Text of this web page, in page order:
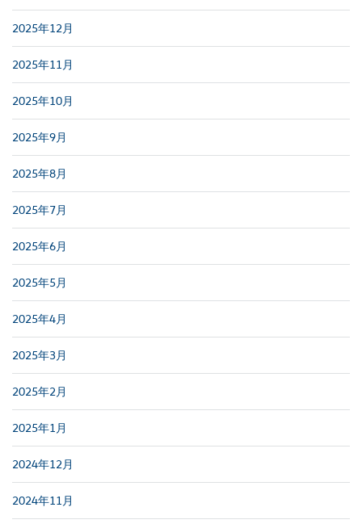
2025年12月
2025年11月
2025年10月
2025年9月
2025年8月
2025年7月
2025年6月
2025年5月
2025年4月
2025年3月
2025年2月
2025年1月
2024年12月
2024年11月